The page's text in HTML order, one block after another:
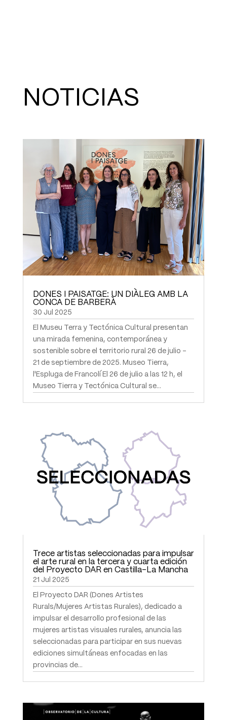
NOTICIAS
DONES I PAISATGE: UN DIÀLEG AMB LA
CONCA DE BARBERÀ
30 Jul 2025
El Museu Terra y Tectónica Cultural presentan
una mirada femenina, contemporánea y
sostenible sobre el territorio rural 26 de julio –
21 de septiembre de 2025. Museo Tierra,
l'Espluga de Francolí El 26 de julio a las 12 h, el
Museo Tierra y Tectónica Cultural se...
Trece artistas seleccionadas para impulsar
el arte rural en la tercera y cuarta edición
del Proyecto DAR en Castilla-La Mancha
21 Jul 2025
El Proyecto DAR (Dones Artistes
Rurals/Mujeres Artistas Rurales), dedicado a
impulsar el desarrollo profesional de las
mujeres artistas visuales rurales, anuncia las
seleccionadas para participar en sus nuevas
ediciones simultáneas enfocadas en las
provincias de...